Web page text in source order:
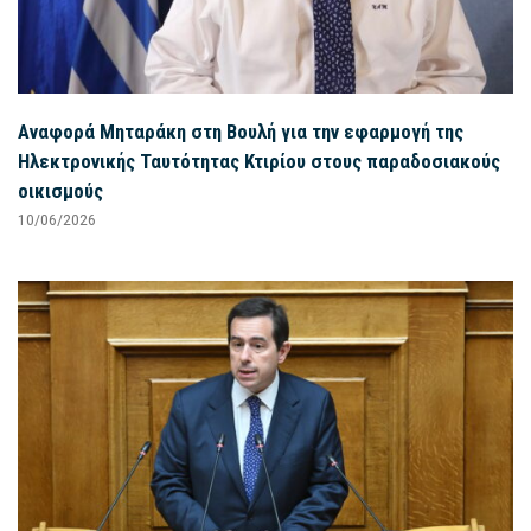
Αναφορά Μηταράκη στη Βουλή για την εφαρμογή της
Ηλεκτρονικής Ταυτότητας Κτιρίου στους παραδοσιακούς
οικισμούς
10/06/2026